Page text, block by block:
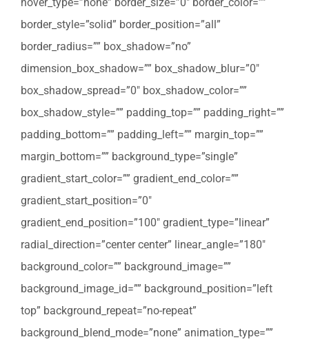
border_style=”solid” border_position=”all”
border_radius=”” box_shadow=”no”
dimension_box_shadow=”” box_shadow_blur=”0″
box_shadow_spread=”0″ box_shadow_color=””
box_shadow_style=”” padding_top=”” padding_right=””
padding_bottom=”” padding_left=”” margin_top=””
margin_bottom=”” background_type=”single”
gradient_start_color=”” gradient_end_color=””
gradient_start_position=”0″
gradient_end_position=”100″ gradient_type=”linear”
radial_direction=”center center” linear_angle=”180″
background_color=”” background_image=””
background_image_id=”” background_position=”left
top” background_repeat=”no-repeat”
background_blend_mode=”none” animation_type=””